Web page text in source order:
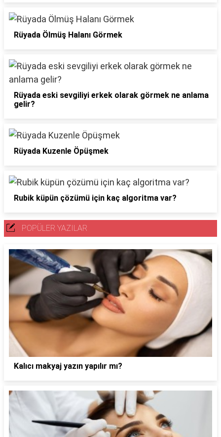
Rüyada Ölmüş Halanı Görmek
Rüyada eski sevgiliyi erkek olarak görmek ne anlama
gelir?
Rüyada Kuzenle Öpüşmek
Rubik küpün çözümü için kaç algoritma var?
POPÜLER YAZILAR
Kalıcı makyaj yazın yapılır mı?